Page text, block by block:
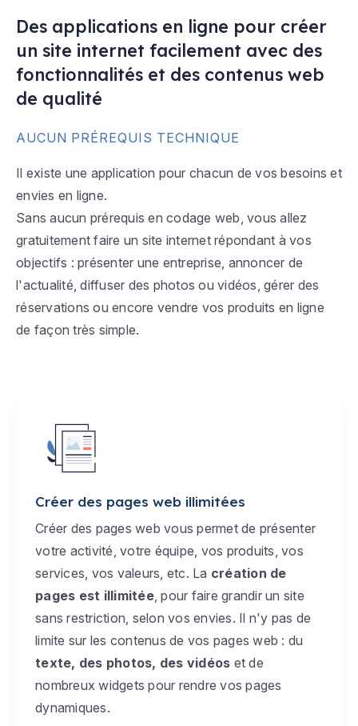
Des applications en ligne pour créer
un site internet facilement avec des
fonctionnalités et des contenus web
de qualité
AUCUN PRÉREQUIS TECHNIQUE
Il existe une application pour chacun de vos besoins et
envies en ligne.
Sans aucun prérequis en codage web, vous allez
gratuitement faire un site internet répondant à vos
objectifs : présenter une entreprise, annoncer de
l'actualité, diffuser des photos ou vidéos, gérer des
réservations ou encore vendre vos produits en ligne
de façon très simple.
Créer des pages web illimitées
Créer des pages web vous permet de présenter
votre activité, votre équipe, vos produits, vos
services, vos valeurs, etc. La création de
pages est illimitée, pour faire grandir un site
sans restriction, selon vos envies. Il n'y pas de
limite sur les contenus de vos pages web : du
texte, des photos, des vidéos et de
nombreux widgets pour rendre vos pages
dynamiques.